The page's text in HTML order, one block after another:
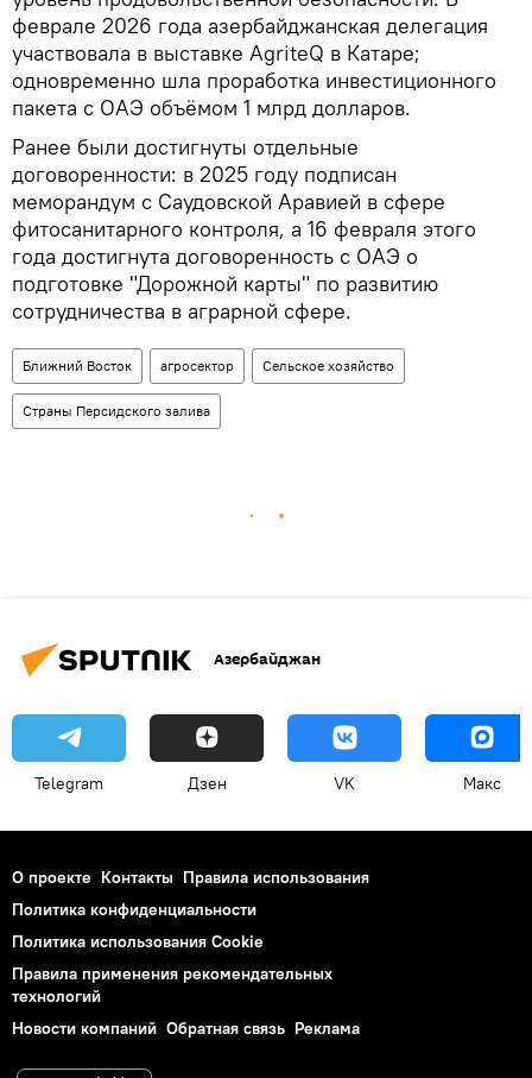
феврале 2026 года азербайджанская делегация
участвовала в выставке AgriteQ в Катаре;
одновременно шла проработка инвестиционного
пакета с ОАЭ объёмом 1 млрд долларов.
Ранее были достигнуты отдельные
договоренности: в 2025 году подписан
меморандум с Саудовской Аравией в сфере
фитосанитарного контроля, а 16 февраля этого
года достигнута договоренность с ОАЭ о
подготовке "Дорожной карты" по развитию
сотрудничества в аграрной сфере.
Ближний Восток агросектор Сельское хозяйство
Страны Персидского залива
Азербайджан
Telegram Дзен VK Макс
О проекте Контакты Правила использования
Политика конфиденциальности
Политика использования Cookie
Правила применения рекомендательных
технологий
Новости компаний Обратная связь Реклама